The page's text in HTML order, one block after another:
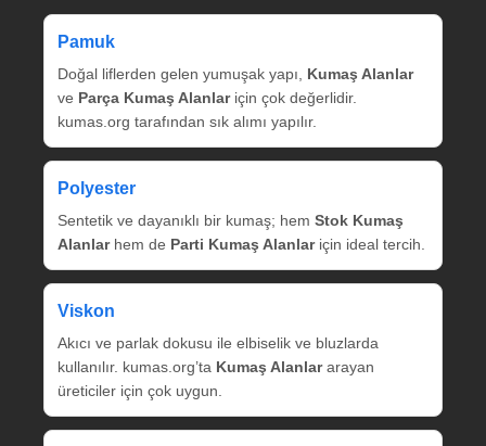
Pamuk
Doğal liflerden gelen yumuşak yapı, Kumaş Alanlar
ve Parça Kumaş Alanlariçin çok değerlidir.
kumas.org tarafından sık alımı yapılır.
Polyester
Sentetik ve dayanıklı bir kumaş; hem Stok Kumaş
Alanlarhem de Parti Kumaş Alanlariçin ideal tercih.
Viskon
Akıcı ve parlak dokusu ile elbiselik ve bluzlarda
kullanılır. kumas.org’ta Kumaş Alanlararayan
üreticiler için çok uygun.